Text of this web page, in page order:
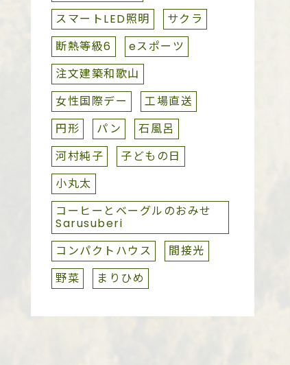
スマートLED照明
サクラ
断熱等級6
eスポーツ
注文建築和歌山
女性国際デー
工場直送
円形
パン
石風呂
河村純子
子どもの日
小丸太
コーヒーとベーグルのおみせ
Sarusuberi
コンパクトハウス
間接光
野菜
まりひめ